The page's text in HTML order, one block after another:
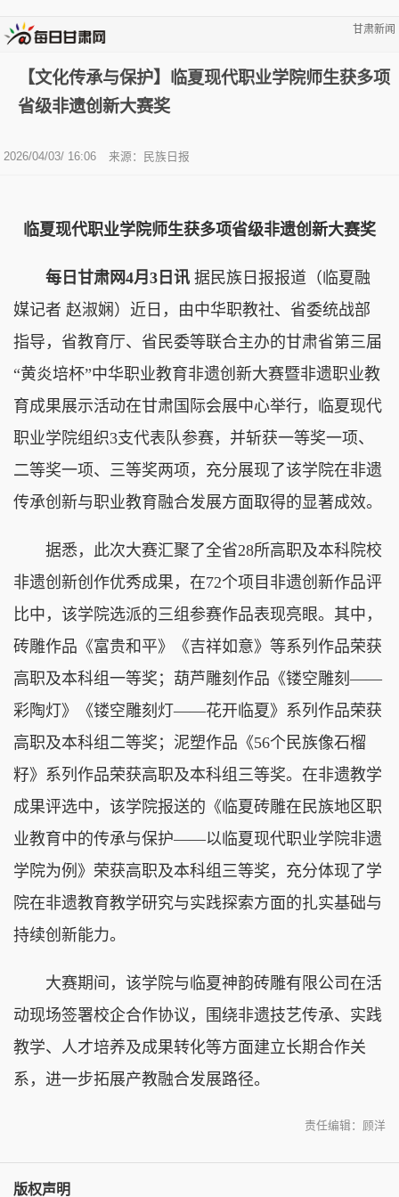
甘肃新闻
【文化传承与保护】临夏现代职业学院师生获多项
省级非遗创新大赛奖
2026/04/03/ 16:06 来源：民族日报
临夏现代职业学院师生获多项省级非遗创新大赛奖
每日甘肃网4月3日讯 据民族日报报道（临夏融
媒记者 赵淑娴）近日，由中华职教社、省委统战部
指导，省教育厅、省民委等联合主办的甘肃省第三届
“黄炎培杯”中华职业教育非遗创新大赛暨非遗职业教
育成果展示活动在甘肃国际会展中心举行，临夏现代
职业学院组织3支代表队参赛，并斩获一等奖一项、
二等奖一项、三等奖两项，充分展现了该学院在非遗
传承创新与职业教育融合发展方面取得的显著成效。
据悉，此次大赛汇聚了全省28所高职及本科院校
非遗创新创作优秀成果，在72个项目非遗创新作品评
比中，该学院选派的三组参赛作品表现亮眼。其中，
砖雕作品《富贵和平》《吉祥如意》等系列作品荣获
高职及本科组一等奖；葫芦雕刻作品《镂空雕刻——
彩陶灯》《镂空雕刻灯——花开临夏》系列作品荣获
高职及本科组二等奖；泥塑作品《56个民族像石榴
籽》系列作品荣获高职及本科组三等奖。在非遗教学
成果评选中，该学院报送的《临夏砖雕在民族地区职
业教育中的传承与保护——以临夏现代职业学院非遗
学院为例》荣获高职及本科组三等奖，充分体现了学
院在非遗教育教学研究与实践探索方面的扎实基础与
持续创新能力。
大赛期间，该学院与临夏神韵砖雕有限公司在活
动现场签署校企合作协议，围绕非遗技艺传承、实践
教学、人才培养及成果转化等方面建立长期合作关
系，进一步拓展产教融合发展路径。
责任编辑：顾洋
版权声明